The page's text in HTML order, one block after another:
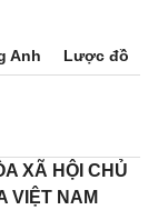
Anh Lược đồ
XÃ HỘI CHỦ
VIỆT NAM